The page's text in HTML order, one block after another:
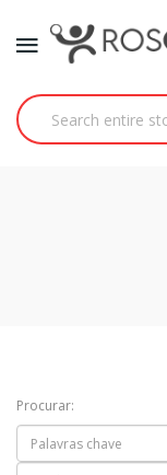
Procurar: